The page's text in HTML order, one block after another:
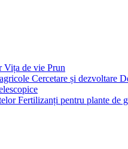
Vița de vie Prun
Cercetare și dezvoltare
Fertilizanți pentru plante de